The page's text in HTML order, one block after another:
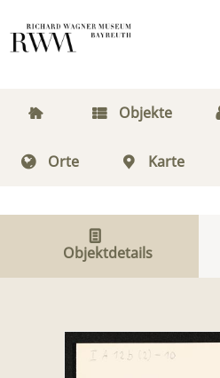
Objekte
Orte Karte
Objektdetails